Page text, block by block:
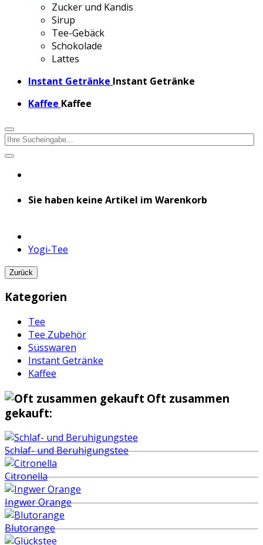
Zucker und Kandis
Sirup
Tee-Gebäck
Schokolade
Lattes
Instant Getränke Instant Getränke
Kaffee Kaffee
Sie haben keine Artikel im Warenkorb
Yogi-Tee
Zurück
Kategorien
Tee
Tee Zubehör
Süsswaren
Instant Getränke
Kaffee
Oft zusammen
gekauft:
Schlaf- und Beruhigungstee
Citronella
Ingwer Orange
Blutorange